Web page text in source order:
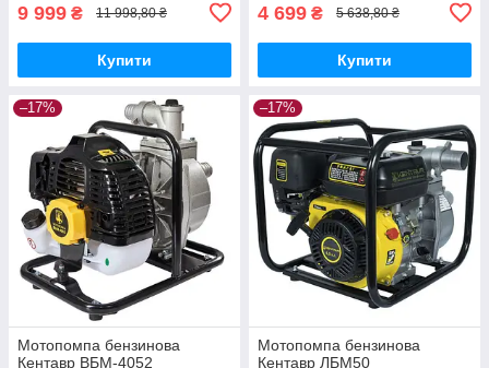
9 999 ₴ 11 998,80 ₴
Купити
4 699 ₴ 5 638,80 ₴
Купити
–17%
Мотопомпа бензинова
Кентавр ВБМ-4052
–17%
Мотопомпа бензинова
Кентавр ЛБМ50